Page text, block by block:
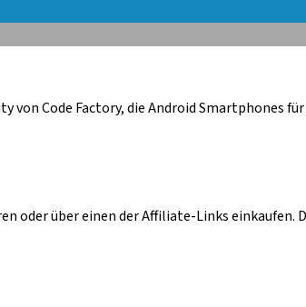
Code Factory, die Android Smartphones
oder über einen der Affiliate-Links einkaufen.